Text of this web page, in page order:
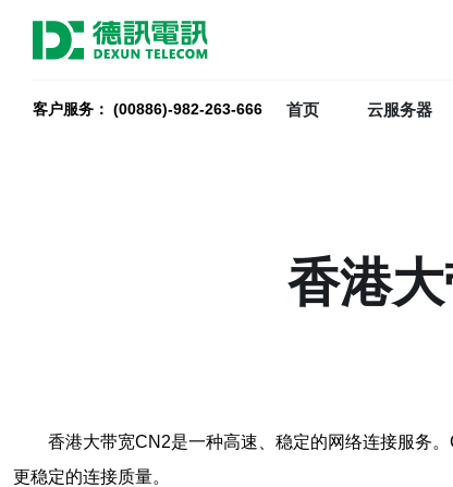
客户服务： (00886)-982-263-666 首页 云服务器
香港
香港大带宽CN2是一种高速、稳定的网络连接服务
更稳定的连接质量。